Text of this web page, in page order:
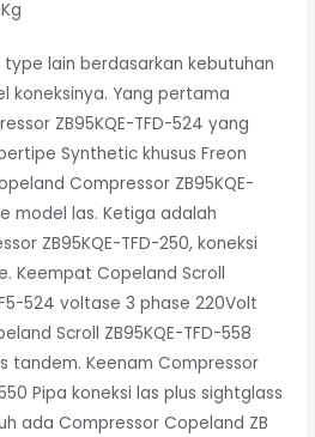
lain berdasarkan kebutuhan
koneksinya. Yang pertama
ZB95KQE-TFD-524 yang
Synthetic khusus Freon
Compressor ZB95KQE-
model las. Ketiga adalah
ZB95KQE-TFD-250, koneksi
Keempat Copeland Scroll
524 voltase 3 phase 220Volt
Scroll ZB95KQE-TFD-558
tandem. Keenam Compressor
Pipa koneksi las plus sightglass
ada Compressor Copeland ZB